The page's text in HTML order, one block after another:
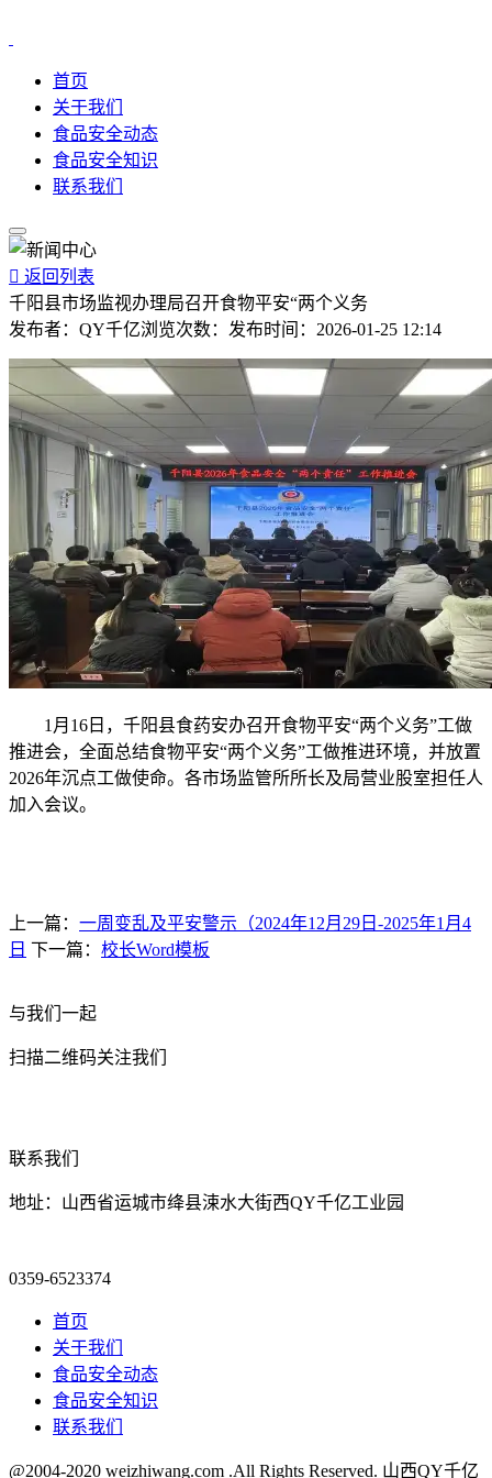
首页
关于我们
食品安全动态
食品安全知识
联系我们
 返回列表
千阳县市场监视办理局召开食物平安“两个义务
发布者： QY千亿浏览次数： 发布时间： 2026-01-25 12:14
1月16日，千阳县食药安办召开食物平安“两个义务”工做
推进会，全面总结食物平安“两个义务”工做推进环境，并放置
2026年沉点工做使命。各市场监管所所长及局营业股室担任人
加入会议。
上一篇： 一周变乱及平安警示（2024年12月29日-2025年1月4
日 下一篇： 校长Word模板
与我们一起
扫描二维码关注我们
联系我们
地址：山西省运城市绛县涑水大街西QY千亿工业园
0359-6523374
首页
关于我们
食品安全动态
食品安全知识
联系我们
@2004-2020 weizhiwang.com .All Rights Reserved. 山西QY千亿